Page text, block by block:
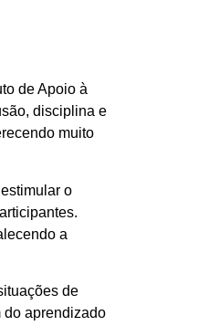
de Apoio à
disciplina e
muito
o
a
de
do aprendizado